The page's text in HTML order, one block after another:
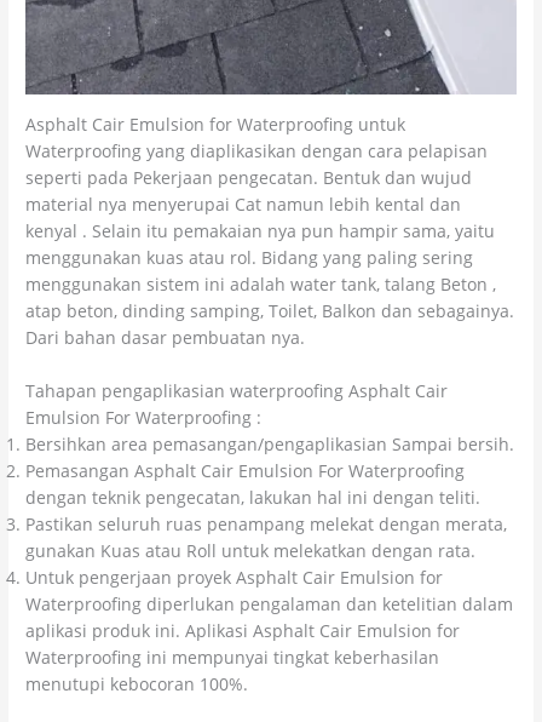
Asphalt Cair Emulsion for Waterproofing untuk
Waterproofing yang diaplikasikan dengan cara pelapisan
seperti pada Pekerjaan pengecatan. Bentuk dan wujud
material nya menyerupai Cat namun lebih kental dan
kenyal . Selain itu pemakaian nya pun hampir sama, yaitu
menggunakan kuas atau rol. Bidang yang paling sering
menggunakan sistem ini adalah water tank, talang Beton ,
atap beton, dinding samping, Toilet, Balkon dan sebagainya.
Dari bahan dasar pembuatan nya.
Tahapan pengaplikasian waterproofing Asphalt Cair
Emulsion For Waterproofing :
Bersihkan area pemasangan/pengaplikasian Sampai bersih.
Pemasangan Asphalt Cair Emulsion For Waterproofing
dengan teknik pengecatan, lakukan hal ini dengan teliti.
Pastikan seluruh ruas penampang melekat dengan merata,
gunakan Kuas atau Roll untuk melekatkan dengan rata.
Untuk pengerjaan proyek Asphalt Cair Emulsion for
Waterproofing diperlukan pengalaman dan ketelitian dalam
aplikasi produk ini. Aplikasi Asphalt Cair Emulsion for
Waterproofing ini mempunyai tingkat keberhasilan
menutupi kebocoran 100%.